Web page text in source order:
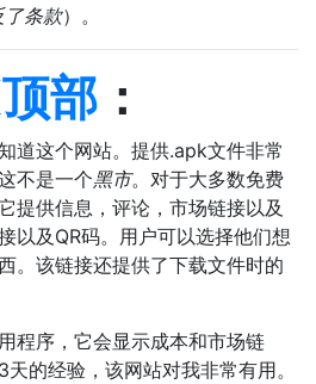
了条款）。
部 ：
道这个网站。提供.apk文件非常
不是一个黑市。对于大多数免费
提供信息，评论，市场链接以及
以及QR码。用户可以选择他们想
。该链接还提供了下载文件时的
程序，它会显示成本和市场链
的经验，该网站对我非常有用。